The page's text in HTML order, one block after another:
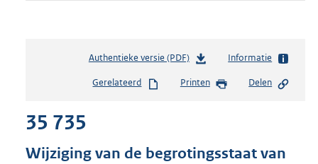
Authentieke versie (PDF)b
s
d
s
Informatie
Gerelateerd Printen Delen
35 735
Wijziging van de begrotingsstaat van